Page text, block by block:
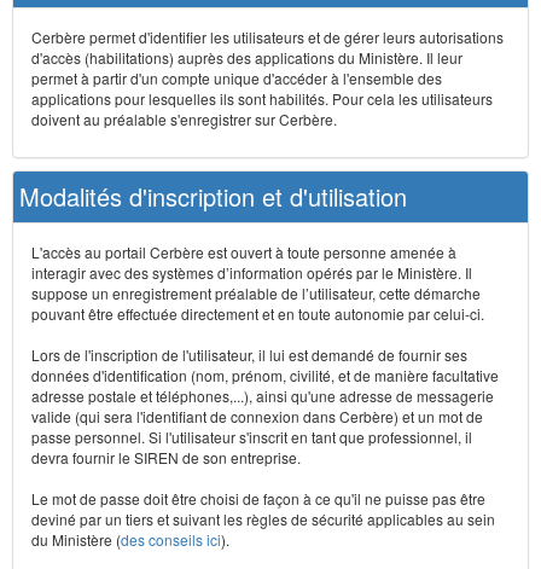
Cerbère permet d'identifier les utilisateurs et de gérer leurs autorisations
d'accès (habilitations) auprès des applications du Ministère. Il leur
permet à partir d'un compte unique d'accéder à l'ensemble des
applications pour lesquelles ils sont habilités. Pour cela les utilisateurs
doivent au préalable s'enregistrer sur Cerbère.
Modalités d'inscription et d'utilisation
L'accès au portail Cerbère est ouvert à toute personne amenée à
interagir avec des systèmes d’information opérés par le Ministère. Il
suppose un enregistrement préalable de l’utilisateur, cette démarche
pouvant être effectuée directement et en toute autonomie par celui-ci.
Lors de l'inscription de l'utilisateur, il lui est demandé de fournir ses
données d'identification (nom, prénom, civilité, et de manière facultative
adresse postale et téléphones,...), ainsi qu'une adresse de messagerie
valide (qui sera l'identifiant de connexion dans Cerbère) et un mot de
passe personnel. Si l'utilisateur s'inscrit en tant que professionnel, il
devra fournir le SIREN de son entreprise.
Le mot de passe doit être choisi de façon à ce qu'il ne puisse pas être
deviné par un tiers et suivant les règles de sécurité applicables au sein
du Ministère (des conseils ici).